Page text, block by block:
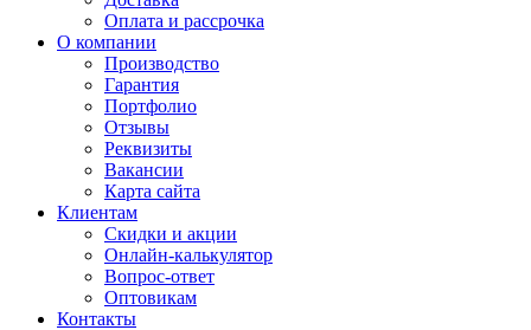
Оплата и рассрочка
О компании
Производство
Гарантия
Портфолио
Отзывы
Реквизиты
Вакансии
Карта сайта
Клиентам
Скидки и акции
Онлайн-калькулятор
Вопрос-ответ
Оптовикам
Контакты